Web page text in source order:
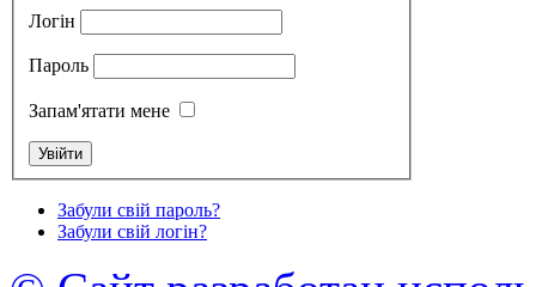
Логін
Пароль
Запам'ятати мене
Забули свій пароль?
Забули свій логін?